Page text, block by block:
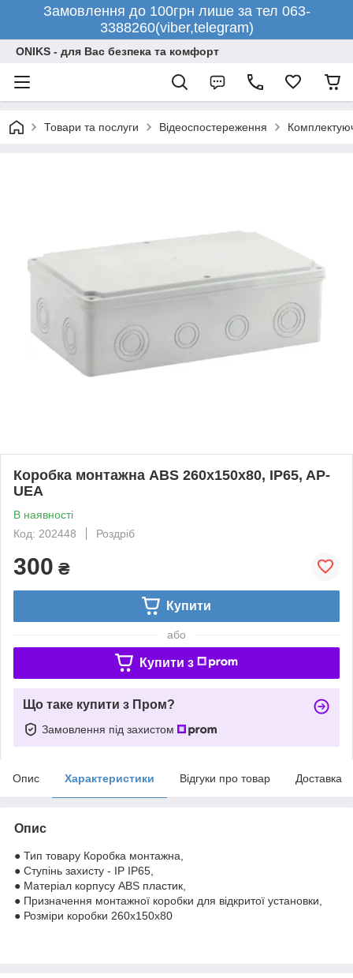
Замовлення до 100грн лише за тел 063-
3388260(viber,telegram)
ONIKS - для Вас безпека та комфорт
Товари та послуги Відеоспостереження
Коробка монтажна ABS 260х150х80, IP65, AP-
UEA
В наявності
Код: 202448
Роздріб
300 ₴
Купити
або
Купити з
Що таке купити з Пром?
Замовлення під захистом
Опис Характеристики Відгуки про товар Доставка
Опис
● Тип товару Коробка монтажна,
● Ступінь захисту - IP IP65,
● Матеріал корпусу ABS пластик,
● Призначення монтажної коробки для відкритої установки,
● Розміри коробки 260х150х80